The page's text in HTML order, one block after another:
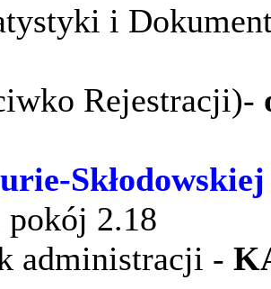
i
Rejestracji)-
Skłodowskiej
2.18
administracji -